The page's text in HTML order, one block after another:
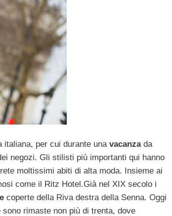
italiana, per cui durante una vacanzada
negozi. Gli stilisti più importanti qui hanno
moltissimi abiti di alta moda. Insieme ai
come il Ritz Hotel.Già nel XIX secolo i
coperte della Riva destra della Senna. Oggi
rimaste non più di trenta, dove